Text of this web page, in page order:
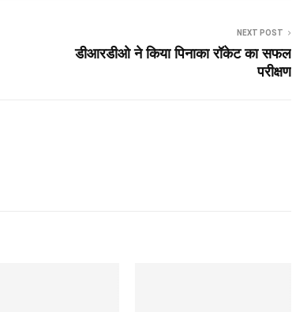
NEXT POST
डीआरडीओ ने किया पिनाका रॉकेट का सफल
परीक्षण